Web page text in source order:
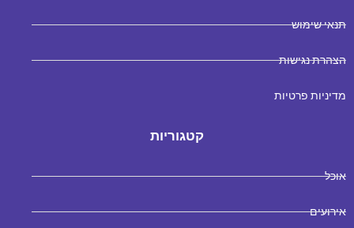
תנאי שימוש
הצהרת נגישות
מדיניות פרטיות
קטגוריות
אוכל
אירועים